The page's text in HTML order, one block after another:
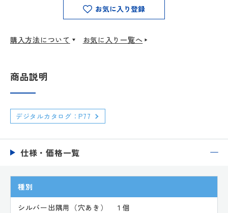
お気に入り登録
購入方法について お気に入り一覧へ
商品説明
デジタルカタログ：P77
仕様・価格一覧
種別
シルバー出隅用（穴あき） １個